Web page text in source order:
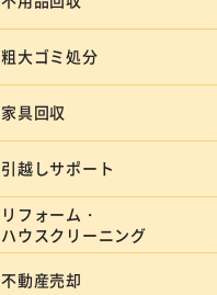
粗大ゴミ処分
家具回収
引越しサポート
リフォーム・
ハウスクリーニング
不動産売却